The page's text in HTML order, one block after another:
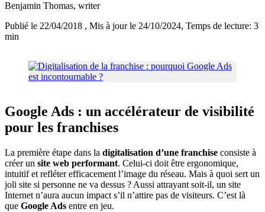
Benjamin Thomas, writer
Publié le 22/04/2018 , Mis à jour le 24/10/2024, Temps de lecture: 3
min
Google Ads : un accélérateur de visibilité
pour les franchises
La première étape dans la digitalisation d’une franchise consiste à
créer un site web performant. Celui-ci doit être ergonomique,
intuitif et refléter efficacement l’image du réseau. Mais à quoi sert un
joli site si personne ne va dessus ? Aussi attrayant soit-il, un site
Internet n’aura aucun impact s’il n’attire pas de visiteurs. C’est là
que Google Ads entre en jeu.